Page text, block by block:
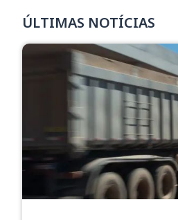
ÚLTIMAS NOTÍCIAS